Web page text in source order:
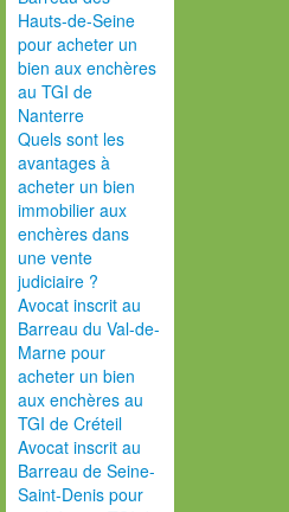
Hauts-de-Seine
pour acheter un
bien aux enchères
au TGI de
Nanterre
Quels sont les
avantages à
acheter un bien
immobilier aux
enchères dans
une vente
judiciaire ?
Avocat inscrit au
Barreau du Val-de-
Marne pour
acheter un bien
aux enchères au
TGI de Créteil
Avocat inscrit au
Barreau de Seine-
Saint-Denis pour